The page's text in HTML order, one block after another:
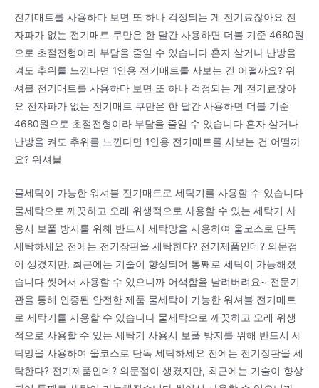
전기매트를 사용하다 보면 또 하나 걱정되는 게 전기료잖아요 전
자파가 없는 전기매트 쿠만은 한 달간 사용하면 더블 기준 4680원
으로 초절전형이라 부담을 줄일 수 있습니다 혼자 살거나 난방을
켜도 추위를 느낀다면 1인용 전기매트를 사보는 건 어떨까요? 워
셔블 전기매트를 사용하다 보면 또 하나 걱정되는 게 전기료잖아
요 전자파가 없는 전기매트 쿠만은 한 달간 사용하면 더블 기준
4680원으로 초절전형이라 부담을 줄일 수 있습니다 혼자 살거나
난방을 켜도 추위를 느낀다면 1인용 전기매트를 사보는 건 어떨까
요? 워셔블
물세탁이 가능한 워셔블 전기매트로 세탁기를 사용할 수 있습니다
물세탁으로 깨끗하고 오래 위생적으로 사용할 수 있는 세탁기 사
용시 보풀 방지를 위해 반드시 세탁망을 사용하여 울코스로 단독
세탁하세요 전에는 전기장판을 세탁한다? 전기제품인데? 의문점
이 생겼지만, 최근에는 기술이 향상되어 통째로 세탁이 가능해졌
습니다 씻어서 사용할 수 있으니까 어색함을 날려버려요~ 전문기
관을 통해 인증된 안전한 제품 물세탁이 가능한 워셔블 전기매트
로 세탁기를 사용할 수 있습니다 물세탁으로 깨끗하고 오래 위생
적으로 사용할 수 있는 세탁기 사용시 보풀 방지를 위해 반드시 세
탁망을 사용하여 울코스로 단독 세탁하세요 전에는 전기장판을 세
탁한다? 전기제품인데? 의문점이 생겼지만, 최근에는 기술이 향상